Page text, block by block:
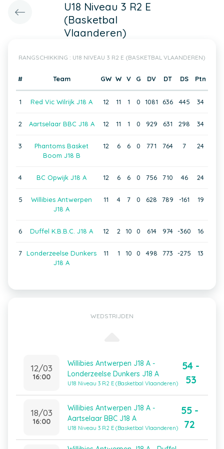
U18 Niveau 3 R2 E
(Basketbal
Vlaanderen)
RANGSCHIKKING : U18 NIVEAU 3 R2 E (BASKETBAL VLAANDEREN)
# Team GW W V G DV DT DS Ptn
1 Red Vic Wilrijk J18 A 12 11 1 0 1081 636 445 34
2 Aartselaar BBC J18 A 12 11 1 0 929 631 298 34
3
Phantoms Basket
Boom J18 B
12 6 6 0 771 764 7 24
4 BC Opwijk J18 A 12 6 6 0 756 710 46 24
5
Willibies Antwerpen
J18 A
11 4 7 0 628 789 -161 19
6 Duffel K.B.B.C. J18 A 12 2 10 0 614 974 -360 16
7 Londerzeelse Dunkers
J18 A
11 1 10 0 498 773 -275 13
WEDSTRIJDEN
12/03
16:00
Willibies Antwerpen J18 A -
Londerzeelse Dunkers J18 A
U18 Niveau 3 R2 E (Basketbal Vlaanderen)
54 -
53
18/03
16:00
Willibies Antwerpen J18 A -
Aartselaar BBC J18 A
U18 Niveau 3 R2 E (Basketbal Vlaanderen)
55 -
72